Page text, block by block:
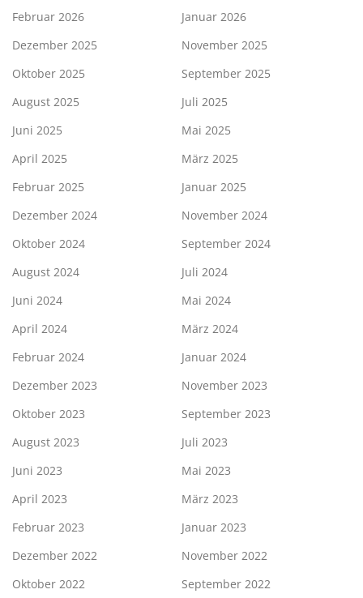
Februar 2026
Januar 2026
Dezember 2025
November 2025
Oktober 2025
September 2025
August 2025
Juli 2025
Juni 2025
Mai 2025
April 2025
März 2025
Februar 2025
Januar 2025
Dezember 2024
November 2024
Oktober 2024
September 2024
August 2024
Juli 2024
Juni 2024
Mai 2024
April 2024
März 2024
Februar 2024
Januar 2024
Dezember 2023
November 2023
Oktober 2023
September 2023
August 2023
Juli 2023
Juni 2023
Mai 2023
April 2023
März 2023
Februar 2023
Januar 2023
Dezember 2022
November 2022
Oktober 2022
September 2022